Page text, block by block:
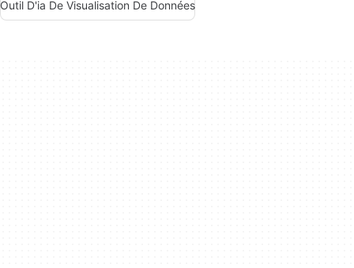
Outil D'ia De Visualisation De Données